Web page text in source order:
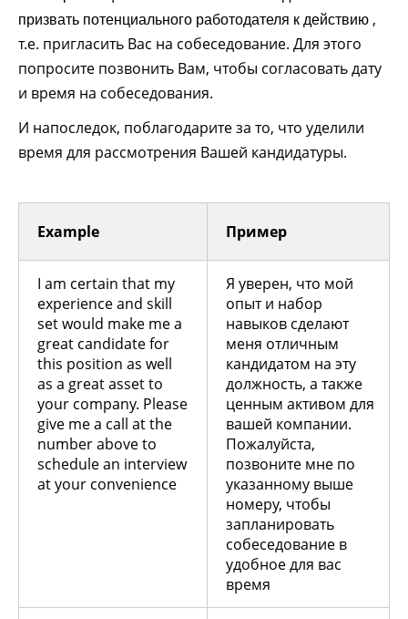
призвать потенциального работодателя к действию ,
т.е. пригласить Вас на собеседование. Для этого
попросите позвонить Вам, чтобы согласовать дату
и время на собеседования.
И напоследок, поблагодарите за то, что уделили
время для рассмотрения Вашей кандидатуры.
Example Пример
I am certain that my
experience and skill
set would make me a
great candidate for
this position as well
as a great asset to
your company. Please
give me a call at the
number above to
schedule an interview
at your convenience
Я уверен, что мой
опыт и набор
навыков сделают
меня отличным
кандидатом на эту
должность, а также
ценным активом для
вашей компании.
Пожалуйста,
позвоните мне по
указанному выше
номеру, чтобы
запланировать
собеседование в
удобное для вас
время